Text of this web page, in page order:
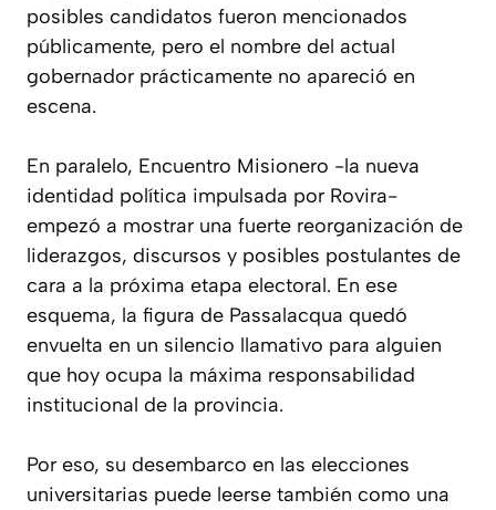
posibles candidatos fueron mencionados
públicamente, pero el nombre del actual
gobernador prácticamente no apareció en
escena.
En paralelo, Encuentro Misionero -la nueva
identidad política impulsada por Rovira-
empezó a mostrar una fuerte reorganización de
liderazgos, discursos y posibles postulantes de
cara a la próxima etapa electoral. En ese
esquema, la figura de Passalacqua quedó
envuelta en un silencio llamativo para alguien
que hoy ocupa la máxima responsabilidad
institucional de la provincia.
Por eso, su desembarco en las elecciones
universitarias puede leerse también como una